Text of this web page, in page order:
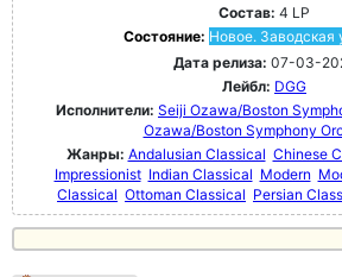
Состав: 4 LP
Состояние: Новое. Заводская
Дата релиза: 07-03-
Лейбл: DGG
Исполнители: Seiji Ozawa/Boston
Ozawa/Boston Symphony
Жанры: Andalusian Classical Chinese
Impressionist Indian Classical Modern
Classical Ottoman Classical Persian